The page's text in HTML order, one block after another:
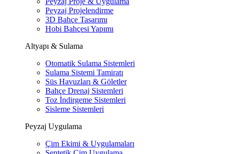
Peyzaj Projelendirme
3D Bahçe Tasarımı
Hobi Bahçesi Yapımı
Altyapı & Sulama
Otomatik Sulama Sistemleri
Sulama Sistemi Tamiratı
Süs Havuzları & Göletler
Bahçe Drenaj Sistemleri
Toz İndirgeme Sistemleri
Sisleme Sistemleri
Peyzaj Uygulama
Çim Ekimi & Uygulamaları